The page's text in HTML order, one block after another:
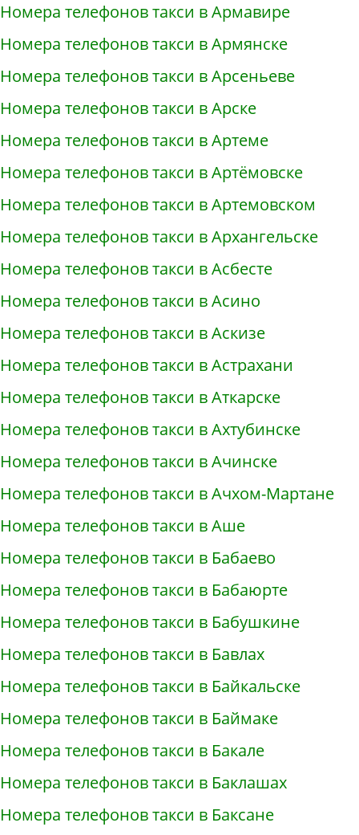
Номера телефонов такси в Армавире
Номера телефонов такси в Армянске
Номера телефонов такси в Арсеньеве
Номера телефонов такси в Арске
Номера телефонов такси в Артеме
Номера телефонов такси в Артёмовске
Номера телефонов такси в Артемовском
Номера телефонов такси в Архангельске
Номера телефонов такси в Асбесте
Номера телефонов такси в Асино
Номера телефонов такси в Аскизе
Номера телефонов такси в Астрахани
Номера телефонов такси в Аткарске
Номера телефонов такси в Ахтубинске
Номера телефонов такси в Ачинске
Номера телефонов такси в Ачхом-Мартане
Номера телефонов такси в Аше
Номера телефонов такси в Бабаево
Номера телефонов такси в Бабаюрте
Номера телефонов такси в Бабушкине
Номера телефонов такси в Бавлах
Номера телефонов такси в Байкальске
Номера телефонов такси в Баймаке
Номера телефонов такси в Бакале
Номера телефонов такси в Баклашах
Номера телефонов такси в Баксане